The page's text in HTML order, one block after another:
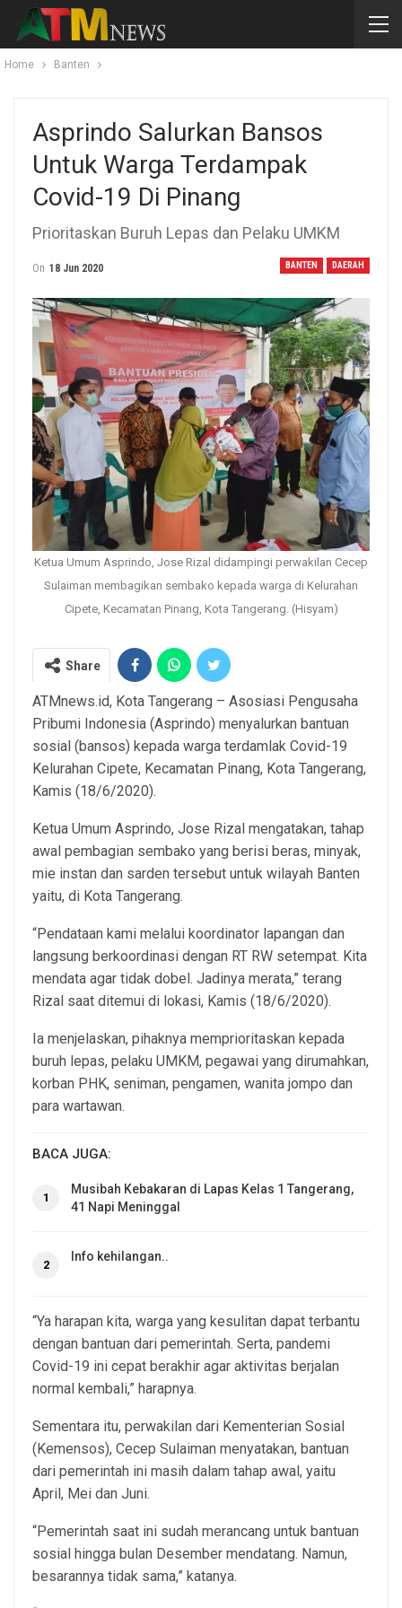
Home Banten
Asprindo Salurkan Bansos
Untuk Warga Terdampak
Covid-19 Di Pinang
Prioritaskan Buruh Lepas dan Pelaku UMKM
BANTEN DAERAH
On 18 Jun 2020
Ketua Umum Asprindo, Jose Rizal didampingi perwakilan Cecep
Sulaiman membagikan sembako kepada warga di Kelurahan
Cipete, Kecamatan Pinang, Kota Tangerang. (Hisyam)
Share
ATMnews.id, Kota Tangerang – Asosiasi Pengusaha
Pribumi Indonesia (Asprindo) menyalurkan bantuan
sosial (bansos) kepada warga terdamlak Covid-19
Kelurahan Cipete, Kecamatan Pinang, Kota Tangerang,
Kamis (18/6/2020).
Ketua Umum Asprindo, Jose Rizal mengatakan, tahap
awal pembagian sembako yang berisi beras, minyak,
mie instan dan sarden tersebut untuk wilayah Banten
yaitu, di Kota Tangerang.
“Pendataan kami melalui koordinator lapangan dan
langsung berkoordinasi dengan RT RW setempat. Kita
mendata agar tidak dobel. Jadinya merata,” terang
Rizal saat ditemui di lokasi, Kamis (18/6/2020).
Ia menjelaskan, pihaknya memprioritaskan kepada
buruh lepas, pelaku UMKM, pegawai yang dirumahkan,
korban PHK, seniman, pengamen, wanita jompo dan
para wartawan.
BACA JUGA:
1
Musibah Kebakaran di Lapas Kelas 1 Tangerang,
41 Napi Meninggal
2
Info kehilangan..
“Ya harapan kita, warga yang kesulitan dapat terbantu
dengan bantuan dari pemerintah. Serta, pandemi
Covid-19 ini cepat berakhir agar aktivitas berjalan
normal kembali,” harapnya.
Sementara itu, perwakilan dari Kementerian Sosial
(Kemensos), Cecep Sulaiman menyatakan, bantuan
dari pemerintah ini masih dalam tahap awal, yaitu
April, Mei dan Juni.
“Pemerintah saat ini sudah merancang untuk bantuan
sosial hingga bulan Desember mendatang. Namun,
besarannya tidak sama,” katanya.